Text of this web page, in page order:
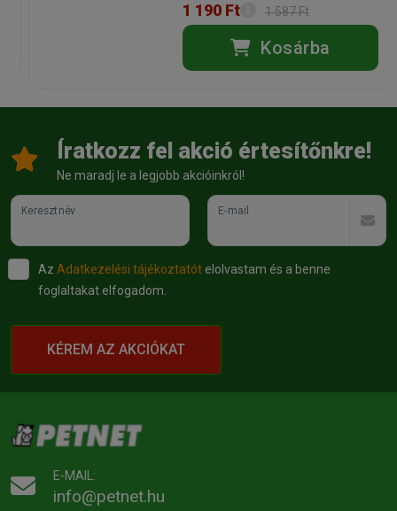
1 190 Ft 1 587 Ft
Kosárba
Íratkozz fel akció értesítőnkre!
Ne maradj le a legjobb akcióinkról!
Keresztnév E-mail
Az Adatkezelési tájékoztatót elolvastam és a benne
foglaltakat elfogadom.
KÉREM AZ AKCIÓKAT
E-MAIL:
info@petnet.hu